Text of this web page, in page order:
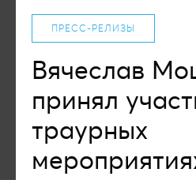
ПРЕСС-РЕЛИЗЫ
Вячеслав
принял
траурных